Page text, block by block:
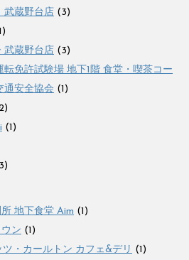
武蔵野台店 (3)
武蔵野台店 (3)
転免許試験場 地下1階 食堂・喫茶コー
通安全協会 (1)
(1)
地下食堂 Aim (1)
ン (1)
ツ・カールトン カフェ&デリ (1)